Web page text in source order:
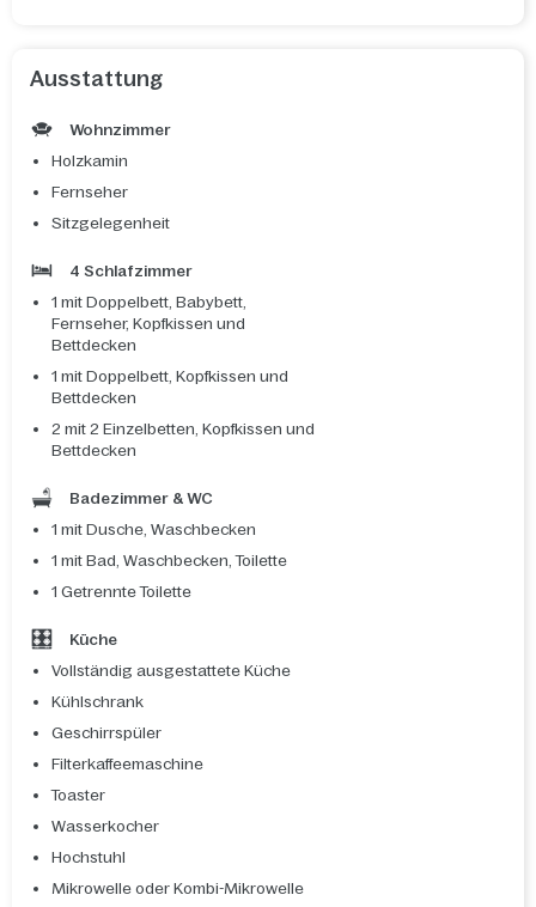
Ausstattung
Wohnzimmer
Holzkamin
Fernseher
Sitzgelegenheit
4 Schlafzimmer
1 mit Doppelbett, Babybett,
Fernseher, Kopfkissen und
Bettdecken
1 mit Doppelbett, Kopfkissen und
Bettdecken
2 mit 2 Einzelbetten, Kopfkissen und
Bettdecken
Badezimmer & WC
1 mit Dusche, Waschbecken
1 mit Bad, Waschbecken, Toilette
1 Getrennte Toilette
Küche
Vollständig ausgestattete Küche
Kühlschrank
Geschirrspüler
Filterkaffeemaschine
Toaster
Wasserkocher
Hochstuhl
Mikrowelle oder Kombi-Mikrowelle